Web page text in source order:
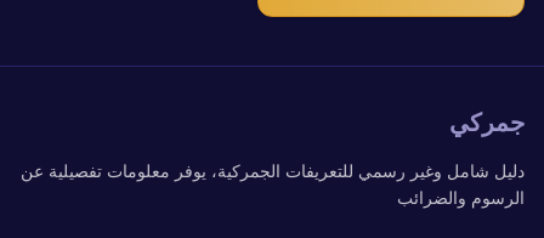
جمركي
دليل شامل وغير رسمي للتعريفات الجمركية، يوفر معلومات تفصيلية عن
الرسوم والضرائب